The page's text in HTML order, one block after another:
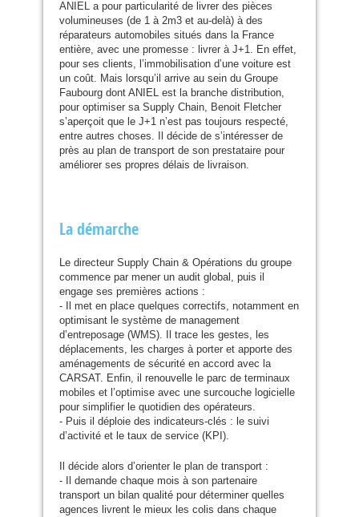
ANIEL a pour particularité de livrer des pièces
volumineuses (de 1 à 2m3 et au-delà) à des
réparateurs automobiles situés dans la France
entière, avec une promesse : livrer à J+1. En effet,
pour ses clients, l’immobilisation d’une voiture est
un coût. Mais lorsqu’il arrive au sein du Groupe
Faubourg dont ANIEL est la branche distribution,
pour optimiser sa Supply Chain, Benoit Fletcher
s’aperçoit que le J+1 n’est pas toujours respecté,
entre autres choses. Il décide de s’intéresser de
près au plan de transport de son prestataire pour
améliorer ses propres délais de livraison.
La démarche
Le directeur Supply Chain & Opérations du groupe
commence par mener un audit global, puis il
engage ses premières actions :
- Il met en place quelques correctifs, notamment en
optimisant le système de management
d’entreposage (WMS). Il trace les gestes, les
déplacements, les charges à porter et apporte des
aménagements de sécurité en accord avec la
CARSAT. Enfin, il renouvelle le parc de terminaux
mobiles et l’optimise avec une surcouche logicielle
pour simplifier le quotidien des opérateurs.
- Puis il déploie des indicateurs-clés : le suivi
d’activité et le taux de service (KPI ).
Il décide alors d’orienter le plan de transport :
- Il demande chaque mois à son partenaire
transport un bilan qualité pour déterminer quelles
agences livrent le mieux les colis dans chaque